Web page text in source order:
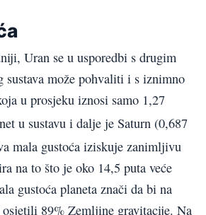
Uran se u usporedbi s drugim
sustava može pohvaliti i s iznimno
u prosjeku iznosi samo 1,27
u sustavu i dalje je Saturn (0,687
mala gustoća iziskuje zanimljivu
na to što je oko 14,5 puta veće
gustoća planeta znači da bi na
89% Zemljine gravitacije. Na